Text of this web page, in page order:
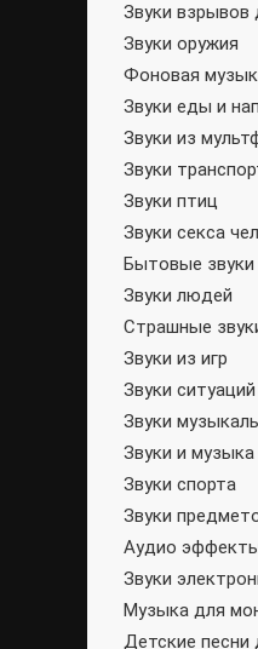
Звуки
Звуки оружия
Фоновая
Звуки еды и
Звуки из
Звуки
Звуки птиц
Звуки секса
Бытовые звуки
Звуки людей
Страшные
Звуки из игр
Звуки ситуаций
Звуки
Звуки и
Звуки спорта
Звуки
Аудио
Звуки
Музыка для
Детские песни